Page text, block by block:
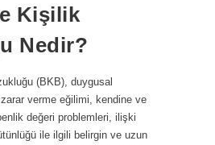
Kişilik
Nedir?
(BKB), duygusal
verme eğilimi, kendine ve
değeri problemleri, ilişki
ile ilgili belirgin ve uzun